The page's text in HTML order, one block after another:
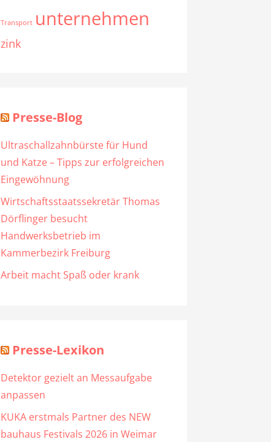
Transport unternehmen
zink
Presse-Blog
Ultraschallzahnbürste für Hund
und Katze – Tipps zur erfolgreichen
Eingewöhnung
Wirtschaftsstaatssekretär Thomas
Dörflinger besucht
Handwerksbetrieb im
Kammerbezirk Freiburg
Arbeit macht Spaß oder krank
Presse-Lexikon
Detektor gezielt an Messaufgabe
anpassen
KUKA erstmals Partner des NEW
bauhaus Festivals 2026 in Weimar